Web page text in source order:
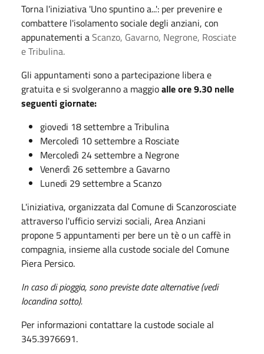
Torna l'iniziativa 'Uno spuntino a...': per prevenire e
combattere l'isolamento sociale degli anziani, con
appunatementi aScanzo, Gavarno, Negrone, Rosciate
e Tribulina.
Gli appuntamenti sono a partecipazione libera e
gratuita e si svolgeranno a maggioalle ore 9.30 nelle
seguenti giornate:
giovedi 18 settembre a Tribulina
Mercoledì 10 settembre a Rosciate
Mercoledì 24 settembre a Negrone
Venerdì 26 settembre a Gavarno
Lunedi 29 settembre a Scanzo
L'iniziativa, organizzata dal Comune di Scanzorosciate
attraverso l'ufficio servizi sociali, Area Anziani
propone 5 appuntamenti per bere un tè o un caffè in
compagnia, insieme alla custode sociale del Comune
Piera Persico.
In caso di pioggia, sono previste date alternative (vedi
locandina sotto).
Per informazioni contattare la custode sociale al
345.3976691.